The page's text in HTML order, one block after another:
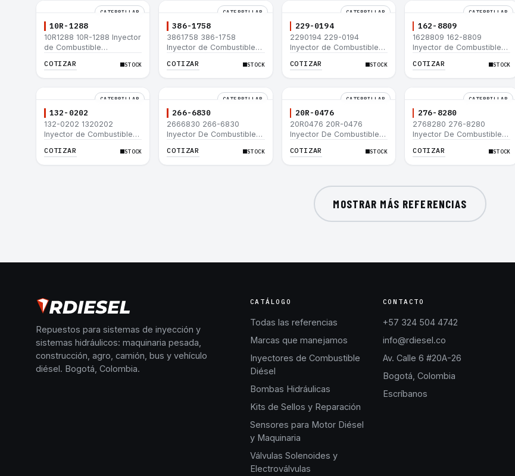
CATERPILLAR
10R-1288
10R1288 10R-1288 Inyector
de Combustible
3512B 3516B 3516C 854G
COTIZAR STOCK
CATERPILLAR
386-1758
3861758 386-1758
Inyector de Combustible
3512B 3516B 3516C 854G
COTIZAR STOCK
CATERPILLAR
229-0194
2290194 229-0194
Inyector de Combustible
3512B 3516B 3516C 854G
COTIZAR STOCK
CATERPILLAR
162-8809
1628809 162-8809
Inyector de Combustible
3512B 3516B 3516C 854G
COTIZAR STOCK
CATERPILLAR
132-0202
132-0202 1320202
Inyector de Combustible
3512B 3516B 3516C 854G
COTIZAR STOCK
CATERPILLAR
266-6830
2666830 266-6830
Inyector De Combustible
3054C 416D 422E
COTIZAR STOCK
CATERPILLAR
20R-0476
20R0476 20R-0476
Inyector De Combustible
3054C 416D 422E
COTIZAR STOCK
CATERPILLAR
276-8280
2768280 276-8280
Inyector De Combustible
953D
COTIZAR STOCK
MOSTRAR MÁS REFERENCIAS
Repuestos para sistemas de inyección y
sistemas hidráulicos: maquinaria pesada,
construcción, agro, camión, bus y vehículo
diésel. Bogotá, Colombia.
CATÁLOGO
Todas las referencias
Marcas que manejamos
Inyectores de Combustible
Diésel
Bombas Hidráulicas
Kits de Sellos y Reparación
Sensores para Motor Diésel
y Maquinaria
Válvulas Solenoides y
Electroválvulas
CONTACTO
+57 324 504 4742
info@rdiesel.co
Av. Calle 6 #20A-26
Bogotá, Colombia
Escríbanos